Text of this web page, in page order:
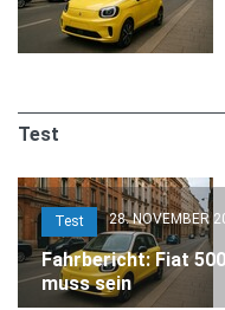
Test
Test 28. NOVEMBER
Fahrbericht: Fiat
muss sein